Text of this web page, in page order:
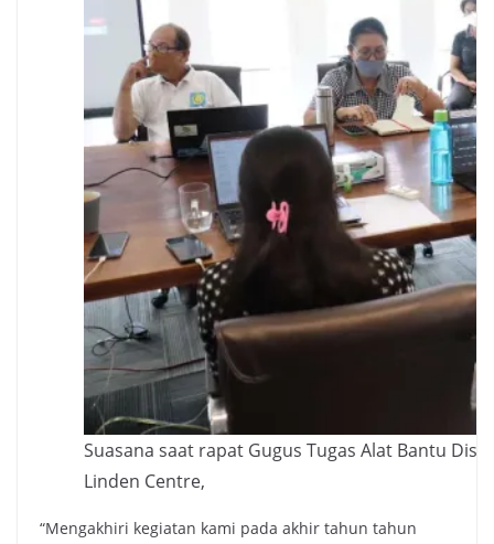
Suasana saat rapat Gugus Tugas Alat Bantu
Linden Centre,
“Mengakhiri kegiatan kami pada akhir tahun tahun